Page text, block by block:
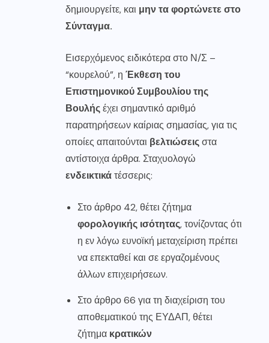
δημιουργείτε, και μην τα φορτώνετε στο
Σύνταγμα.
Εισερχόμενος ειδικότερα στο Ν/Σ –
“κουρελού”, η Έκθεση του
Επιστημονικού Συμβουλίου της
Βουλήςέχει σημαντικό αριθμό
παρατηρήσεων καίριας σημασίας, για τις
οποίες απαιτούνται βελτιώσειςστα
αντίστοιχα άρθρα. Σταχυολογώ
ενδεικτικάτέσσερις:
Στο άρθρο 42, θέτει ζήτημα
φορολογικής ισότητας, τονίζοντας ότι
η εν λόγω ευνοϊκή μεταχείριση πρέπει
να επεκταθεί και σε εργαζομένους
άλλων επιχειρήσεων.
Στο άρθρο 66 για τη διαχείριση του
αποθεματικού της ΕΥΔΑΠ, θέτει
ζήτημα κρατικών